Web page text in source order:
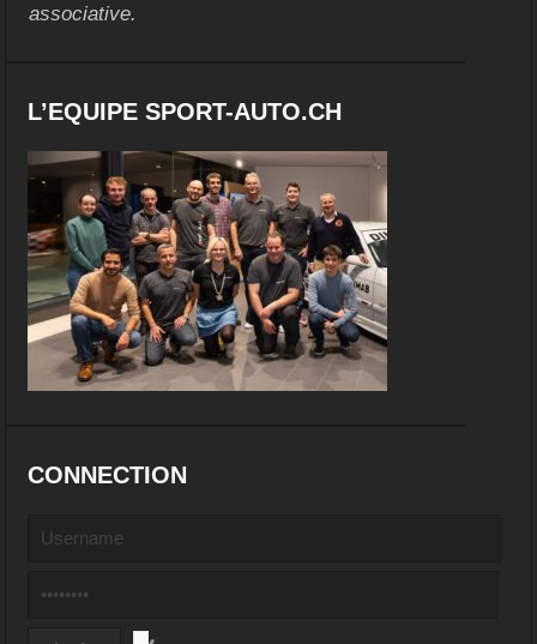
associative.
L’EQUIPE SPORT-AUTO.CH
CONNECTION